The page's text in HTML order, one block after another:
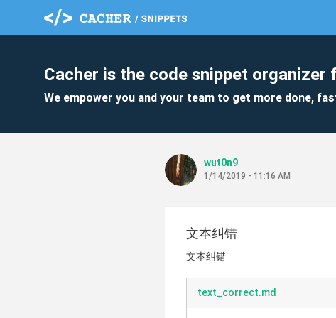
Cacher is the code snippet organizer
We empower you and your team to get more done,
wut0n9
1/14/2019 - 11:16 AM
文本纠错
文本纠错
text_correct.md